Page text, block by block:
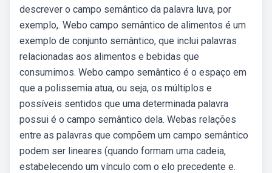
descrever o campo semântico da palavra luva, por
exemplo,. Webo campo semântico de alimentos é um
exemplo de conjunto semântico, que inclui palavras
relacionadas aos alimentos e bebidas que
consumimos. Webo campo semântico é o espaço em
que a polissemia atua, ou seja, os múltiplos e
possíveis sentidos que uma determinada palavra
possui é o campo semântico dela. Webas relações
entre as palavras que compõem um campo semântico
podem ser lineares (quando formam uma cadeia,
estabelecendo um vínculo com o elo precedente e.